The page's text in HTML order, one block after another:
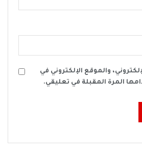
والموقع الإلكتروني في
المرة المقبلة في تعليقي.